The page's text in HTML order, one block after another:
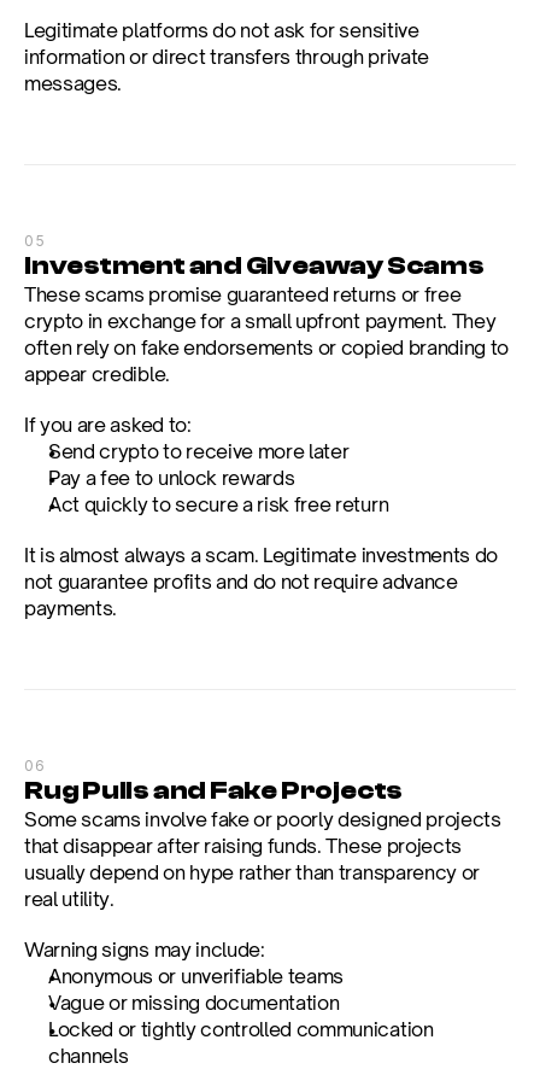
Legitimate platforms do not ask for sensitive
information or direct transfers through private
messages.
05
Investment and Giveaway Scams
These scams promise guaranteed returns or free
crypto in exchange for a small upfront payment. They
often rely on fake endorsements or copied branding to
appear credible.
If you are asked to:
Send crypto to receive more later
Pay a fee to unlock rewards
Act quickly to secure a risk free return
It is almost always a scam. Legitimate investments do
not guarantee profits and do not require advance
payments.
06
Rug Pulls and Fake Projects
Some scams involve fake or poorly designed projects
that disappear after raising funds. These projects
usually depend on hype rather than transparency or
real utility.
Warning signs may include:
Anonymous or unverifiable teams
Vague or missing documentation
Locked or tightly controlled communication
channels